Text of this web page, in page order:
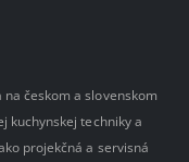
českom a slovenskom
kuchynskej techniky a
projekčná a servisná